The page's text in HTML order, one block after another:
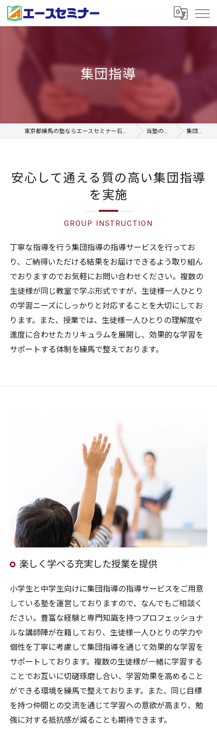
集団指導
東京都練馬の塾ならエースセミナー石神井本校 当塾の特徴 集団指導
安心して通える質の高い集団指導
を実施
GROUP INSTRUCTION
丁寧な指導を行う集団指導の指導サービスを行ってお
り、ご納得いただける結果をお届けできるよう取り組ん
でおりますのでお気軽にお問い合わせください。複数の
生徒様が同じ教室で学ぶ形式ですが、生徒様一人ひとり
の学習ニーズにしっかりと対応することを大切にしてお
ります。また、授業では、生徒様一人ひとりの理解度や
進度に合わせたカリキュラムを展開し、効果的な学習を
サポートする体制を練馬で整えております。
楽しく学べる充実した授業を提供
小学生と中学生向けに集団指導の指導サービスをご用意
している塾を運営しておりますので、なんでもご相談く
ださい。豊富な経験と専門知識を持つプロフェッショナ
ルな講師陣が在籍しており、生徒様一人ひとりの学力や
個性を丁寧に考慮して集団指導を通じて効果的な学習を
サポートしております。複数の生徒様が一緒に学習する
ことでお互いに切磋琢磨し合い、学習効果を高めること
ができる環境を練馬で整えております。また、同じ目標
を持つ仲間との交流を通じて学習への意欲が高まり、勉
強に対する抵抗感が減ることも期待できます。